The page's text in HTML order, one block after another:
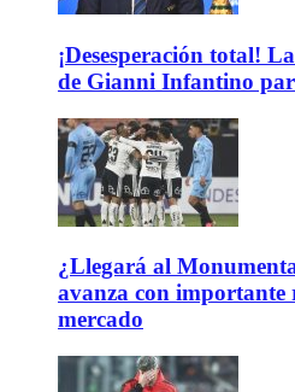
¡Desesperación total!
de Gianni Infantino
¿Llegará al
avanza con importante
mercado